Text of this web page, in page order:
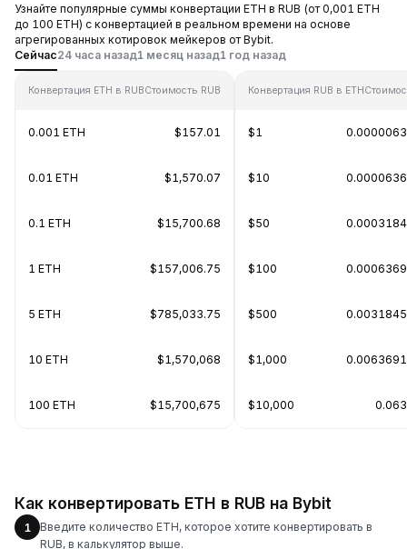
Узнайте популярные суммы конвертации ETH в RUB (от 0,001 ETH
до 100 ETH) с конвертацией в реальном времени на основе
агрегированных котировок мейкеров от Bybit.
Сейчас24 часа назад1 месяц назад1 год назад
Конвертация ETH в RUBСтоимость RUB
0.001 ETH $157.01
0.01 ETH $1,570.07
0.1 ETH $15,700.68
1 ETH $157,006.75
5 ETH $785,033.75
10 ETH $1,570,068
100 ETH $15,700,675
Конвертация RUB в ETH
$1
$10
$50
$100
$500
$1,000
$10,000
Как конвертировать ETH в RUB на Bybit
1
Введите количество ETH, которое хотите конвертировать в
RUB, в калькулятор выше.